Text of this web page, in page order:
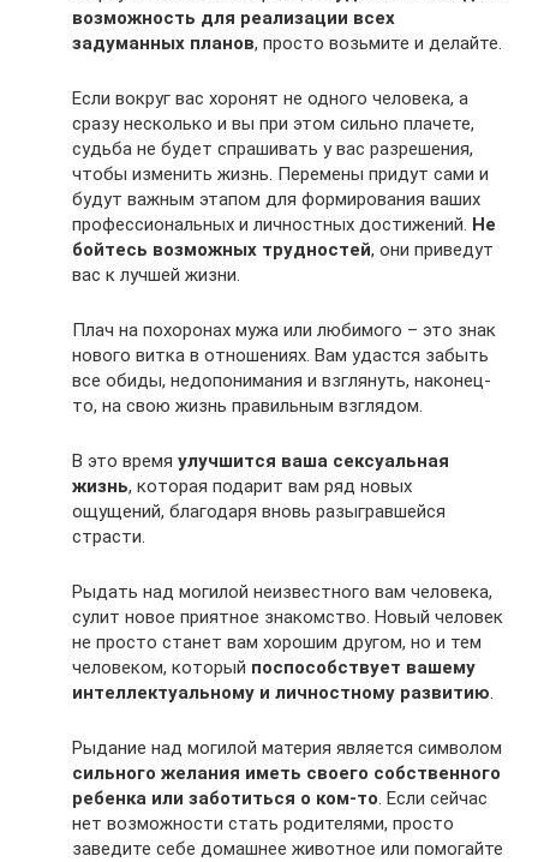
возможность для реализации всех
задуманных планов, просто возьмите и делайте.
Если вокруг вас хоронят не одного человека, а
сразу несколько и вы при этом сильно плачете,
судьба не будет спрашивать у вас разрешения,
чтобы изменить жизнь. Перемены придут сами и
будут важным этапом для формирования ваших
профессиональных и личностных достижений. Не
бойтесь возможных трудностей, они приведут
вас к лучшей жизни.
Плач на похоронах мужа или любимого – это знак
нового витка в отношениях. Вам удастся забыть
все обиды, недопонимания и взглянуть, наконец-
то, на свою жизнь правильным взглядом.
В это время улучшится ваша сексуальная
жизнь, которая подарит вам ряд новых
ощущений, благодаря вновь разыгравшейся
страсти.
Рыдать над могилой неизвестного вам человека,
сулит новое приятное знакомство. Новый человек
не просто станет вам хорошим другом, но и тем
человеком, который поспособствует вашему
интеллектуальному и личностному развитию.
Рыдание над могилой материя является символом
сильного желания иметь своего собственного
ребенка или заботиться о ком-то. Если сейчас
нет возможности стать родителями, просто
заведите себе домашнее животное или помогайте